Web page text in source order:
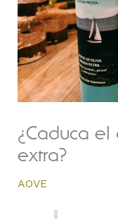
¿Caduca
extra?
AOVE